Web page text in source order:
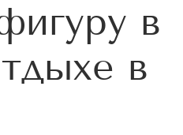
в
в